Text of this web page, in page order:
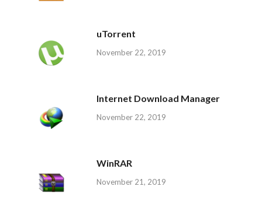
uTorrent
November 22, 2019
Internet Download Manager
November 22, 2019
WinRAR
November 21, 2019